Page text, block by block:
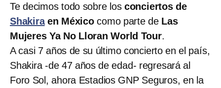
Te decimos todo sobre los conciertos de
Shakiraen Méxicocomo parte de Las
Mujeres Ya No Lloran World Tour.
A casi 7 años de su último concierto en el país,
Shakira -de 47 años de edad- regresará al
Foro Sol, ahora Estadios GNP Seguros, en la